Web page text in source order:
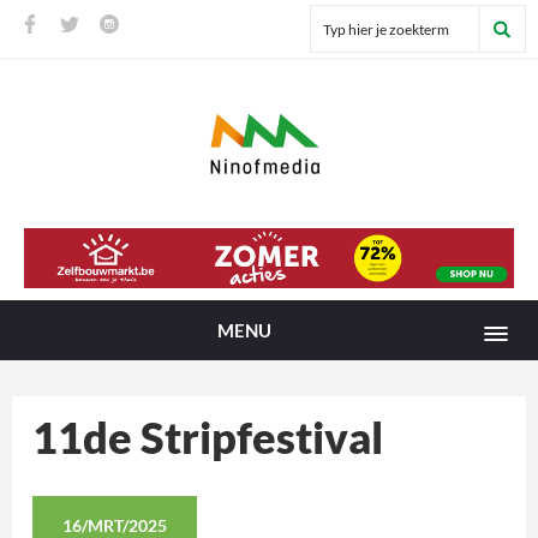
MENU
11de Stripfestival
16/MRT/2025